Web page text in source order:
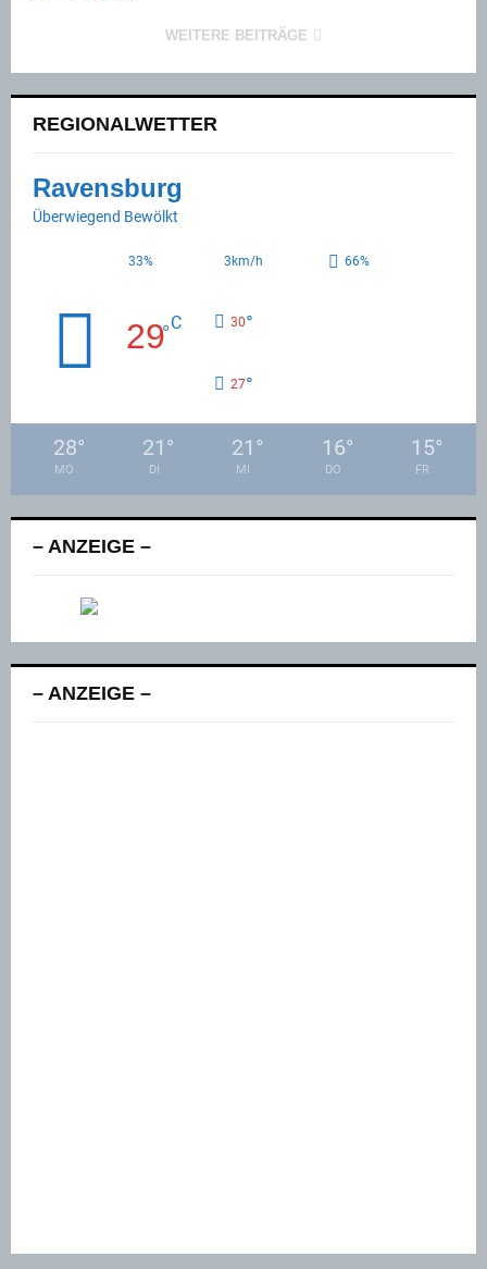
WEITERE BEITRÄGE
REGIONALWETTER
Ravensburg
Überwiegend Bewölkt
33% 3km/h 66%
29°C 30°
27°
28°
MO
21 °
DI
21 °
MI
16°
DO
15°
FR
– ANZEIGE –
– ANZEIGE –